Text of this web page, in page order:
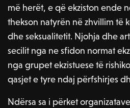
më herët, e që ekziston ende
thekson natyrën në zhvillim të
dhe seksualitetit. Njohja dhe
secilit nga ne sfidon normat
nga grupet ekzistuese të
qasjet e tyre ndaj përfshirjes
Ndërsa sa i përket